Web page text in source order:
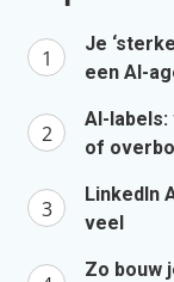
Je
een AI-
AI-
of
LinkedIn
veel
Zo bouw